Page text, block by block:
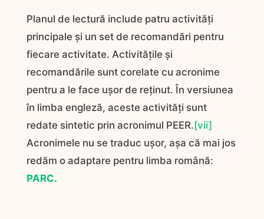
Planul de lectură include patru activități
principale și un set de recomandări pentru
fiecare activitate. Activitățile și
recomandările sunt corelate cu acronime
pentru a le face ușor de reținut. În versiunea
în limba engleză, aceste activități sunt
redate sintetic prin acronimul PEER.[vii]
Acronimele nu se traduc ușor, așa că mai jos
redăm o adaptare pentru limba română:
PARC.